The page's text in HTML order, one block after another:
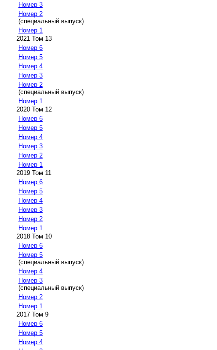
Номер 3
Номер 2
(специальный выпуск)
Номер 1
2021 Том 13
Номер 6
Номер 5
Номер 4
Номер 3
Номер 2
(специальный выпуск)
Номер 1
2020 Том 12
Номер 6
Номер 5
Номер 4
Номер 3
Номер 2
Номер 1
2019 Том 11
Номер 6
Номер 5
Номер 4
Номер 3
Номер 2
Номер 1
2018 Том 10
Номер 6
Номер 5
(специальный выпуск)
Номер 4
Номер 3
(специальный выпуск)
Номер 2
Номер 1
2017 Том 9
Номер 6
Номер 5
Номер 4